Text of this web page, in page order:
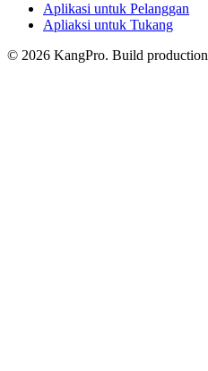
Aplikasi untuk Pelanggan
Apliaksi untuk Tukang
© 2026 KangPro. Build production